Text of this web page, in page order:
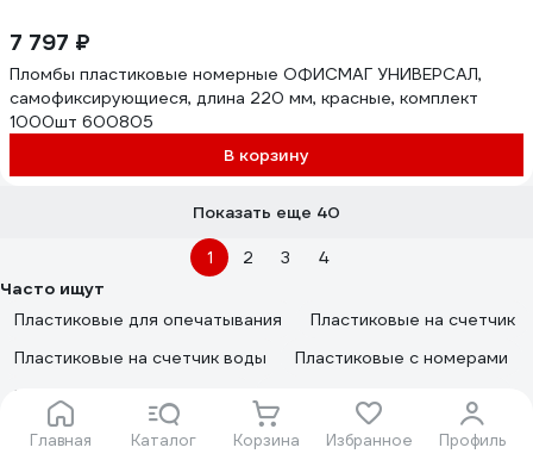
Главная Каталог Корзина Избранное Профиль
7 797 ₽
Пломбы пластиковые номерные ОФИСМАГ УНИВЕРСАЛ,
самофиксирующиеся, длина 220 мм, красные, комплект
1000шт 600805
В корзину
Показать еще 40
1 2 3
4
Часто ищут
Пластиковые для опечатывания
Пластиковые на счетчик
Пластиковые на счетчик воды
Пластиковые с номерами
Контрольные пластиковые
Пластиковые сигнальные
Пластмассовые